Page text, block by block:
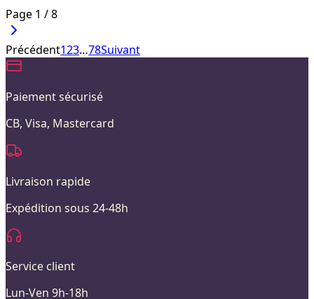
Page 1 /8
Précédent123…78Suivant
Paiement sécurisé
CB, Visa, Mastercard
Livraison rapide
Expédition sous 24-48h
Service client
Lun-Ven 9h-18h